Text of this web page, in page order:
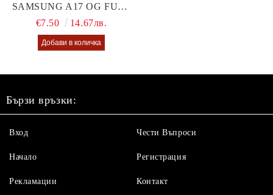
SAMSUNG A17 OG FULL
GLUE GLASS
€7.50 14.67лв.
Бързи връзки:
Вход
Начало
Рекламации
Чести Въпроси
Регистрация
Контакт